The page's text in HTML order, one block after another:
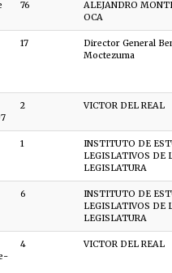
76
ALEJANDRO
OCA
17
Director General
Moctezuma
2 VICTOR DEL REAL
1
INSTITUTO DE
LEGISLATIVOS DE
LEGISLATURA
6
INSTITUTO DE
LEGISLATIVOS DE
LEGISLATURA
4 VICTOR DEL REAL